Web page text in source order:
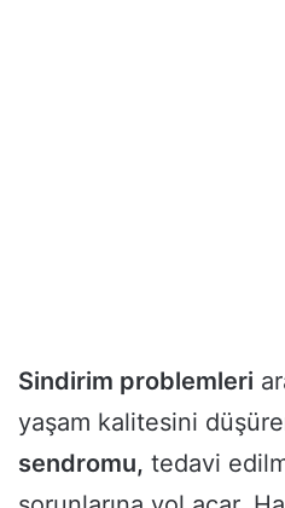
Sindirim problemleri
yaşam kalitesini
sendromu, tedavi